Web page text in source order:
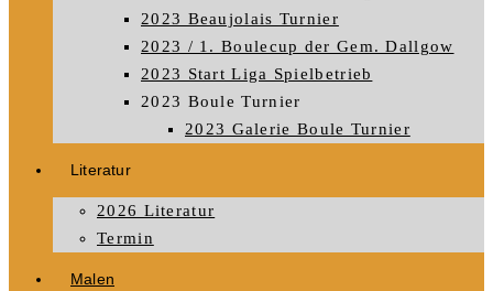
2023 Beaujolais Turnier
2023 / 1. Boulecup der Gem. Dallgow
2023 Start Liga Spielbetrieb
2023 Boule Turnier
2023 Galerie Boule Turnier
Literatur
2026 Literatur
Termin
Malen